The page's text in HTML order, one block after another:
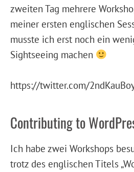
zweiten Tag mehrere
meiner ersten englischen
musste ich erst noch ein
Sightseeing machen
https://twitter.com/
Contributing to
Ich habe zwei Workshops
trotz des englischen Titels